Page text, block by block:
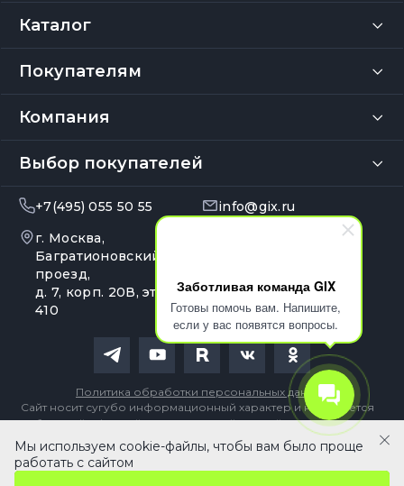
Заботливая команда GIX
Готовы помочь вам. Напишите,
если у вас появятся вопросы.
Каталог
Покупателям
Компания
Выбор покупателей
+7(495) 055 50 55
info@gix.ru
г. Москва,
Багратионовский
проезд,
д. 7, корп. 20В, эт. 4, оф.
410
Сайт носит сугубо информационный характер и не является
публичной офертой, определяемой Статьей 437 (2) ГК РФ
Политика обработки персональных данных
490 ₽ В корзину
Мы используем cookie-файлы, чтобы вам было проще
работать с сайтом